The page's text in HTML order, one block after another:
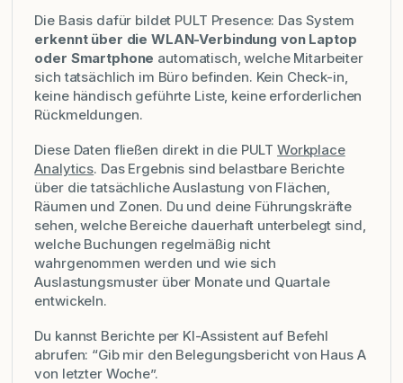
Die Basis dafür bildet PULT Presence: Das System
erkennt über die WLAN-Verbindung von Laptop
oder Smartphone automatisch, welche Mitarbeiter
sich tatsächlich im Büro befinden. Kein Check-in,
keine händisch geführte Liste, keine erforderlichen
Rückmeldungen.
Diese Daten fließen direkt in die PULT Workplace
Analytics. Das Ergebnis sind belastbare Berichte
über die tatsächliche Auslastung von Flächen,
Räumen und Zonen. Du und deine Führungskräfte
sehen, welche Bereiche dauerhaft unterbelegt sind,
welche Buchungen regelmäßig nicht
wahrgenommen werden und wie sich
Auslastungsmuster über Monate und Quartale
entwickeln.
Du kannst Berichte per KI-Assistent auf Befehl
abrufen: “Gib mir den Belegungsbericht von Haus A
von letzter Woche”.